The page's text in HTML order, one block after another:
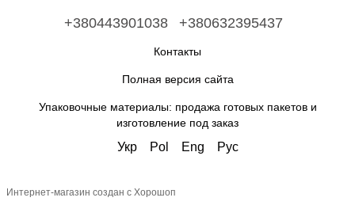
+380443901038 +380632395437
Контакты
Полная версия сайта
Упаковочные материалы: продажа готовых пакетов и
изготовление под заказ
Укр Pol Eng Рус
Интернет-магазин создан с Хорошоп